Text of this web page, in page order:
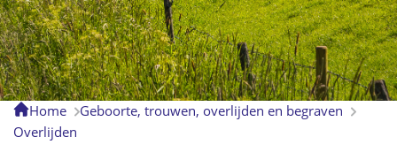
Home
Geboorte, trouwen, overlijden en begraven
Overlijden